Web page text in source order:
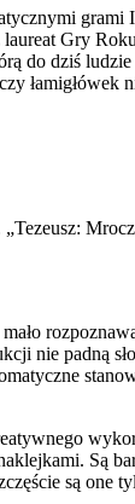
Gry
do dziś
łamigłówek
nie padną
Są
są one